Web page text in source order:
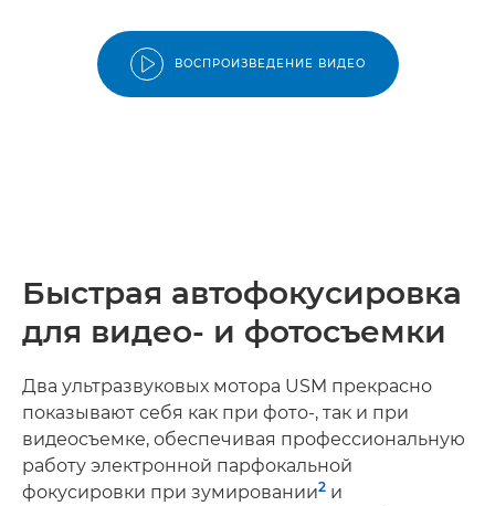
ВОСПРОИЗВЕДЕНИЕ ВИДЕО
Быстрая автофокусировка
для видео- и фотосъемки
Два ультразвуковых мотора USM прекрасно
показывают себя как при фото-, так и при
видеосъемке, обеспечивая профессиональную
работу электронной парфокальной
фокусировки при зумировании2 и